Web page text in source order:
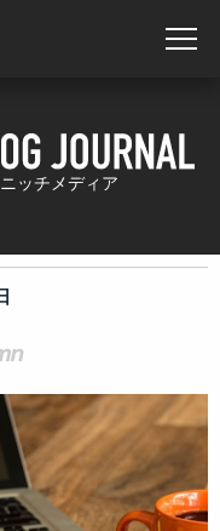
ッチメディア